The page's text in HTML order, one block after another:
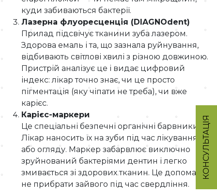
куди забиваються бактерії.
Лазерна флуоресценція (DIAGNOdent)
Прилад підсвічує тканини зуба лазером.
Здорова емаль і та, що зазнала руйнування,
відбивають світлові хвилі з різною довжиною.
Пристрій аналізує це і видає цифровий
індекс: лікар точно знає, чи це просто
пігментація (яку чіпати не треба), чи вже
карієс.
Карієс-маркери
Це спеціальні безпечні органічні барвники.
Лікар наносить їх на зуби під час лікування
або огляду. Маркер забарвлює виключно
зруйнований бактеріями дентин і легко
змивається зі здорових тканин. Це допомагає
не прибрати зайвого під час свердління.
КОНСУЛЬТАЦІЯ